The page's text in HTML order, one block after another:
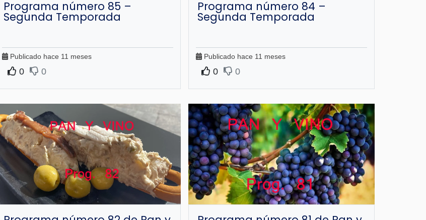
Programa número 85 –
Segunda Temporada
Publicado hace 11 meses
0 0
Programa número 84 –
Segunda Temporada
Publicado hace 11 meses
0 0